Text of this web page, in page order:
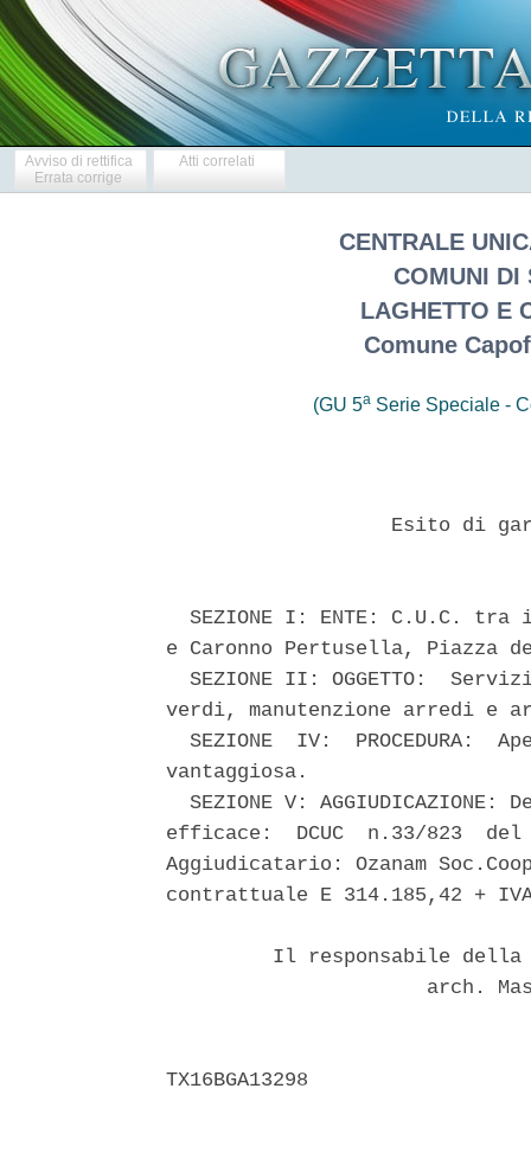
Avviso di rettifica
Errata corrige
Atti correlati
CENTRALE
COMUNI DI
LAGHETTO E
Comune
(GU 5aSerie Speciale -
Esito di
SEZIONE I: ENTE: C.U.C. tra
e Caronno Pertusella, Piazza
SEZIONE II: OGGETTO:
verdi, manutenzione arredi e
SEZIONE  IV:  PROCEDURA:
vantaggiosa.
SEZIONE V: AGGIUDICAZIONE:
efficace:  DCUC  n.33/823
Aggiudicatario: Ozanam
contrattuale E 314.185,42 +
Il responsabile
arch.